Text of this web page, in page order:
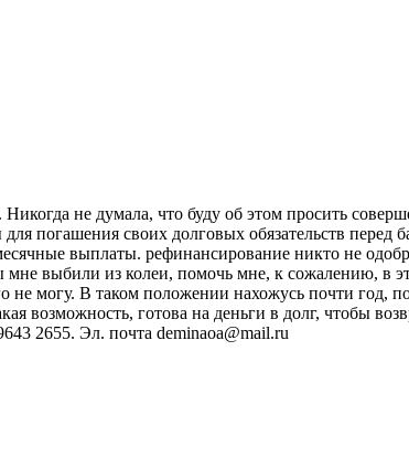
не думала, что буду об этом просить
погашения своих долговых обязательств
выплаты. рефинансирование никто не
мне выбили из колеи, помочь мне, к сожалению, в
не могу. В таком положении нахожусь почти год,
возможность, готова на деньги в долг, чтобы
2655. Эл. почта deminaoa@mail.ru